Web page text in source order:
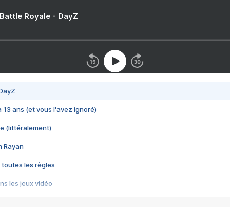
Royale - DayZ
13 ans (et vous l'avez ignoré)
(littéralement)
Rayan
toutes les règles
les jeux vidéo